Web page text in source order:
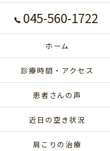
045-560-1722
ホーム
診療時間・アクセス
患者さんの声
近日の空き状況
肩こりの治療